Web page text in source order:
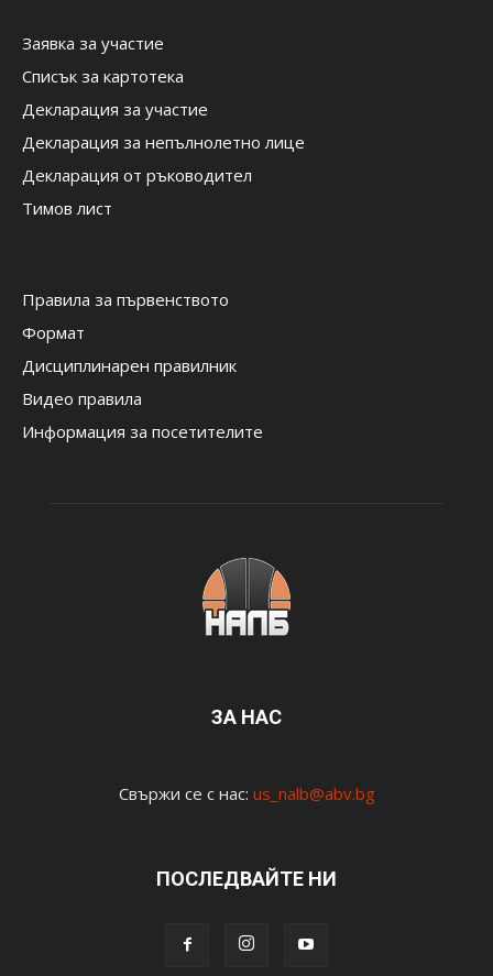
Заявка за участие
Списък за картотека
Декларация за участие
Декларация за непълнолетно лице
Декларация от ръководител
Тимов лист
Правила за първенството
Формат
Дисциплинарен правилник
Видео правила
Информация за посетителите
ЗА НАС
Свържи се с нас: us_nalb@abv.bg
ПОСЛЕДВАЙТЕ НИ